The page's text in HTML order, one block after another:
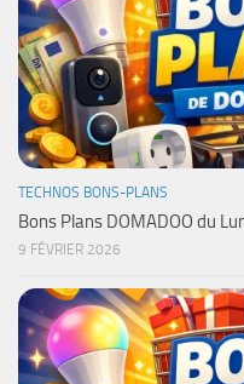
TECHNOS BONS-PLANS
Bons Plans DOMADOO du
9 FÉVRIER 2026